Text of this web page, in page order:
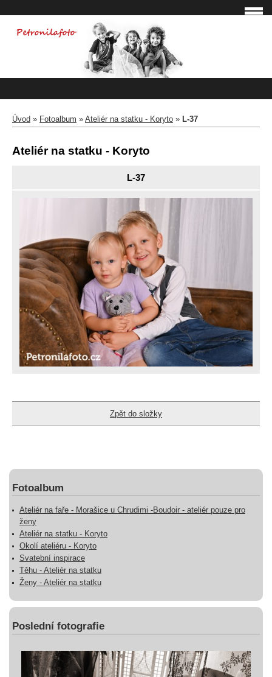
Úvod » Fotoalbum » Ateliér na statku - Koryto » L-37
Ateliér na statku - Koryto
L-37
Zpět do složky
Fotoalbum
Ateliér na faře - Morašice u Chrudimi -Boudoir - ateliér pouze pro
ženy
Ateliér na statku - Koryto
Okolí ateliéru - Koryto
Svatební inspirace
Těhu - Ateliér na statku
Ženy - Ateliér na statku
Poslední fotografie